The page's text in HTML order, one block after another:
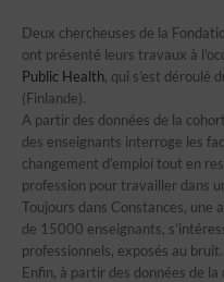
Deux chercheuses de la
ont présenté leurs travaux à
Public Health, qui s’est déroulé
(Finlande).
A partir des données de la
des enseignants interroge les
changement d’emploi tout en
profession pour travailler dans
Toujours dans Constances, une
de 15000 enseignants,
professionnels, exposés au bruit.
Enfin, à partir des données de la